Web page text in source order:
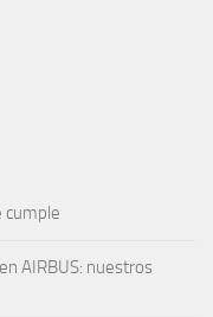
cumple
AIRBUS: nuestros